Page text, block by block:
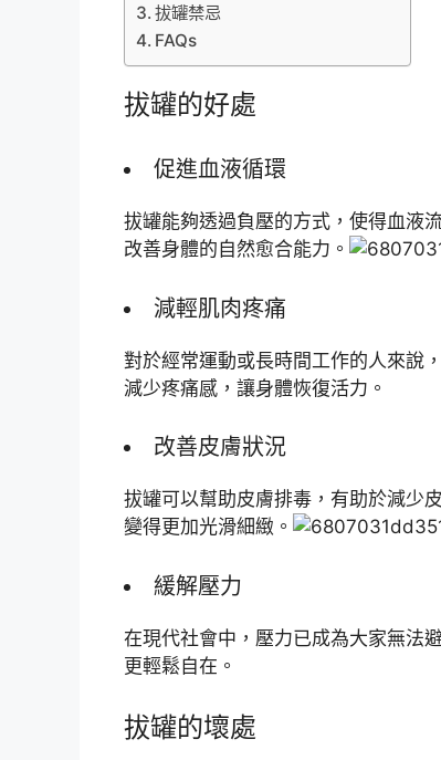
拔罐禁忌
FAQs
拔罐的好處
促進血液循環
拔罐能夠透過負壓的方式，使得血液
改善身體的自然愈合能力。
減輕肌肉疼痛
對於經常運動或長時間工作的人來說
減少疼痛感，讓身體恢復活力。
改善皮膚狀況
拔罐可以幫助皮膚排毒，有助於減少
變得更加光滑細緻。
緩解壓力
在現代社會中，壓力已成為大家無法
更輕鬆自在。
拔罐的壞處